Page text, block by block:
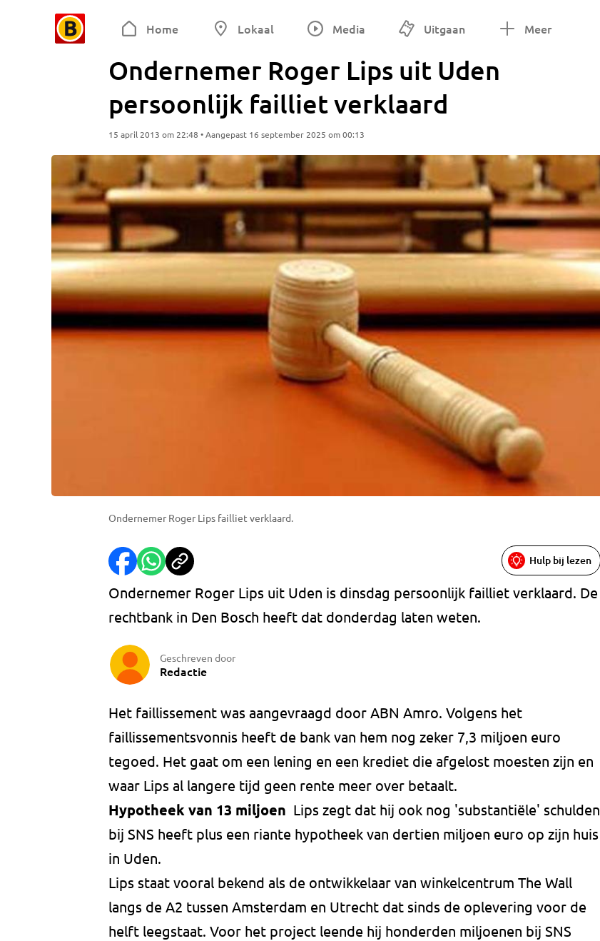
Home Lokaal Media Uitgaan Meer
Ondernemer Roger Lips uit Uden
persoonlijk failliet verklaard
15 april 2013 om 22:48 • Aangepast 16 september 2025 om 00:13
Ondernemer Roger Lips failliet verklaard.
Hulp bij lezen
Ondernemer Roger Lips uit Uden is dinsdag persoonlijk failliet verklaard. De
rechtbank in Den Bosch heeft dat donderdag laten weten.
Geschreven door
Redactie
Het faillissement was aangevraagd door ABN Amro. Volgens het
faillissementsvonnis heeft de bank van hem nog zeker 7,3 miljoen euro
tegoed. Het gaat om een lening en een krediet die afgelost moesten zijn en
waar Lips al langere tijd geen rente meer over betaalt.
Hypotheek van 13 miljoen Lips zegt dat hij ook nog 'substantiële' schulden
bij SNS heeft plus een riante hypotheek van dertien miljoen euro op zijn huis
in Uden.
Lips staat vooral bekend als de ontwikkelaar van winkelcentrum The Wall
langs de A2 tussen Amsterdam en Utrecht dat sinds de oplevering voor de
helft leegstaat. Voor het project leende hij honderden miljoenen bij SNS